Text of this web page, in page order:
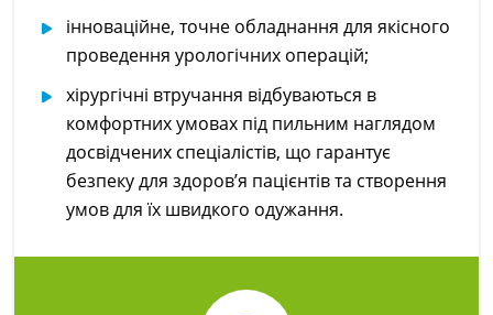
інноваційне, точне обладнання для якісного
проведення урологічних операцій;
хірургічні втручання відбуваються в
комфортних умовах під пильним наглядом
досвідчених спеціалістів, що гарантує
безпеку для здоров’я пацієнтів та створення
умов для їх швидкого одужання.